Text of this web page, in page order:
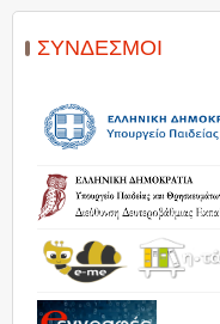
ΣΎΝΔΕΣΜΟΙ